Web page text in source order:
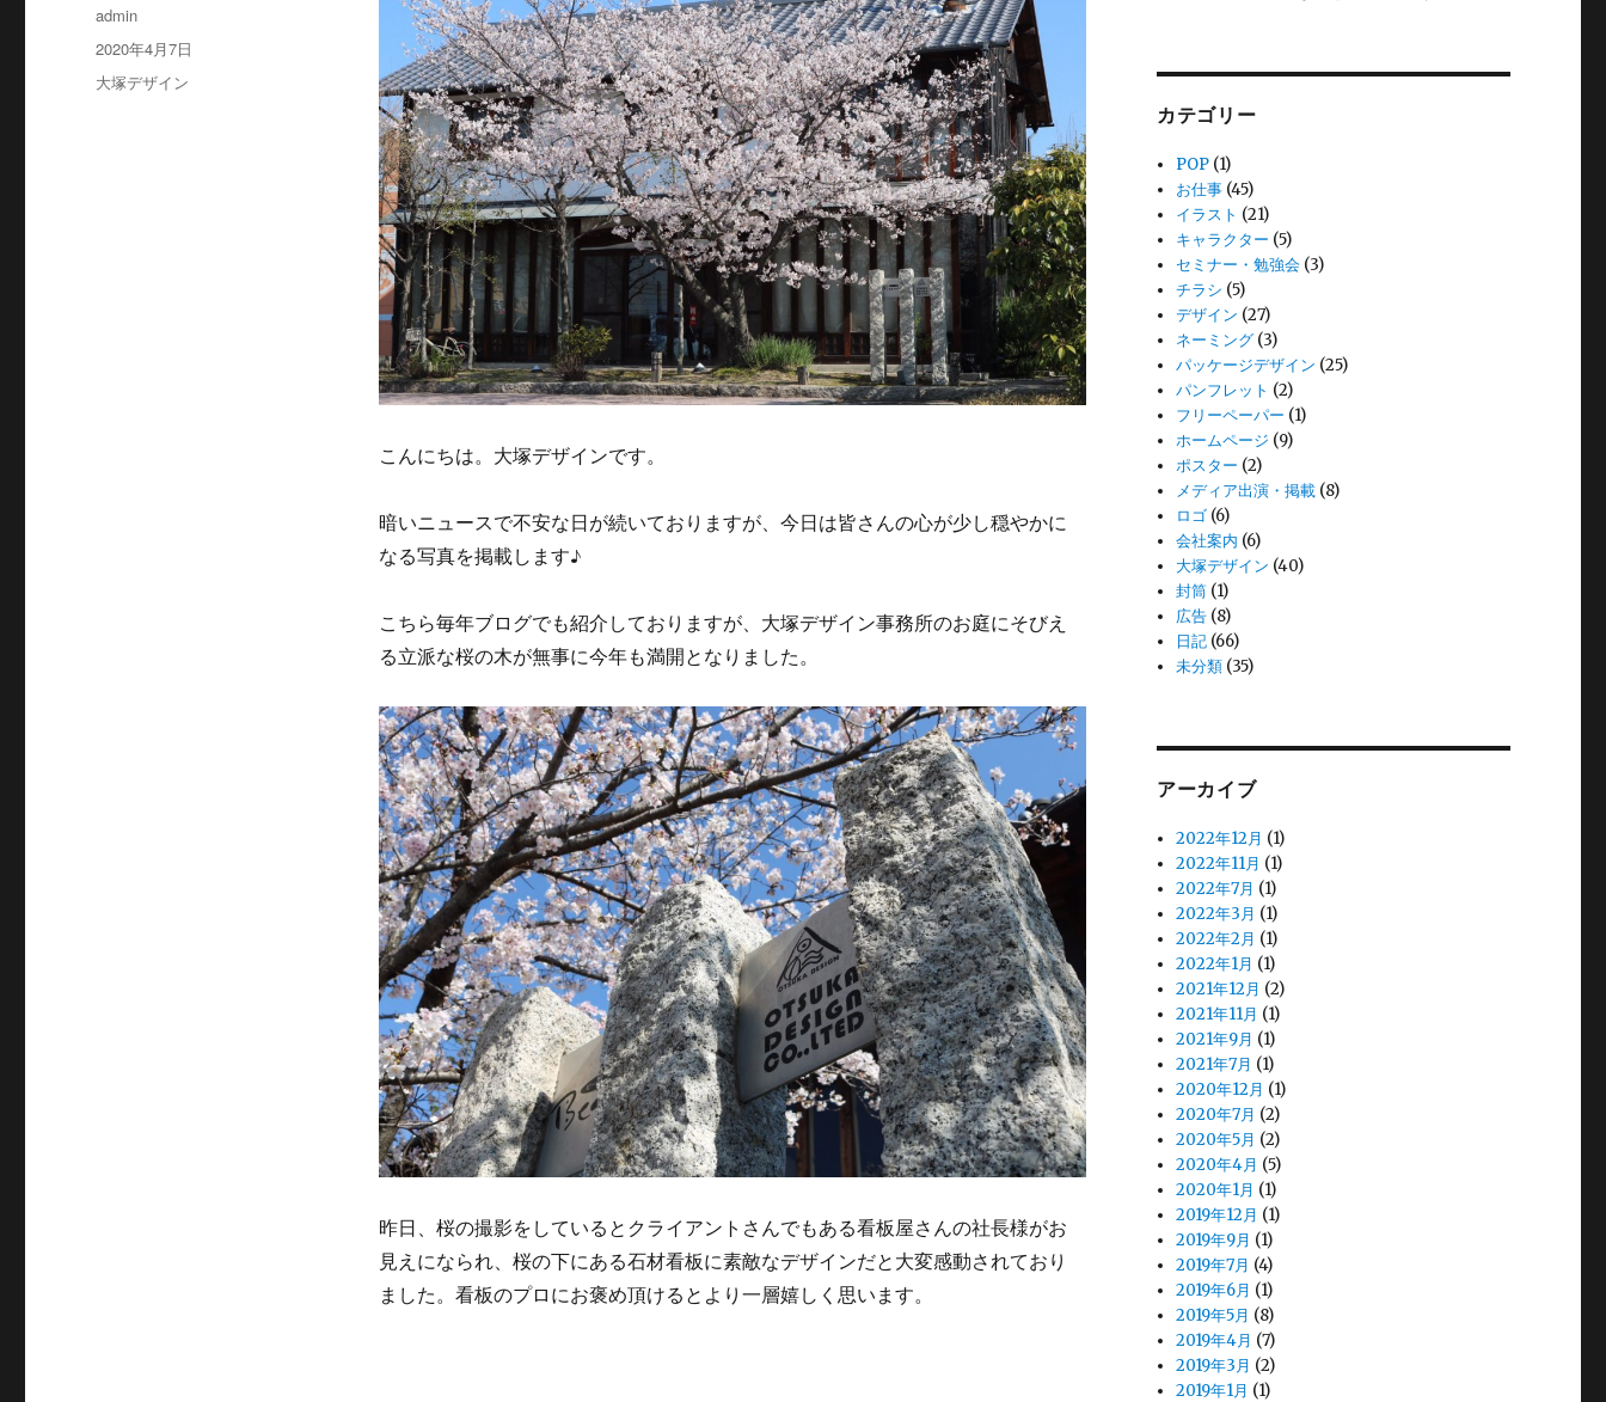
こんにちは。大塚デザインです。
暗いニュースで不安な日が続いておりますが、今日は皆さんの心が少し穏やかに
なる写真を掲載します♪
こちら毎年ブログでも紹介しておりますが、大塚デザイン事務所のお庭にそびえ
る立派な桜の木が無事に今年も満開となりました。
昨日、桜の撮影をしているとクライアントさんでもある看板屋さんの社長様がお
見えになられ、桜の下にある石材看板に素敵なデザインだと大変感動されており
ました。看板のプロにお褒め頂けるとより一層嬉しく思います。
投
稿
admin
投
稿
日:
2020年4月7日
カ
大塚デザイン
カテゴリー
POP (1)
お仕事 (45)
イラスト (21)
キャラクター (5)
セミナー・勉強会 (3)
チラシ (5)
デザイン (27)
ネーミング (3)
パッケージデザイン (25)
パンフレット (2)
フリーペーパー (1)
ホームページ (9)
ポスター (2)
メディア出演・掲載 (8)
ロゴ (6)
会社案内 (6)
大塚デザイン (40)
封筒 (1)
広告 (8)
日記 (66)
未分類 (35)
アーカイブ
2022年12月 (1)
2022年11月 (1)
2022年7月 (1)
2022年3月 (1)
2022年2月 (1)
2022年1月 (1)
2021年12月 (2)
2021年11月 (1)
2021年9月 (1)
2021年7月 (1)
2020年12月 (1)
2020年7月 (2)
2020年5月 (2)
2020年4月 (5)
2020年1月 (1)
2019年12月 (1)
2019年9月 (1)
2019年7月 (4)
2019年6月 (1)
2019年5月 (8)
2019年4月 (7)
2019年3月 (2)
2019年1月 (1)